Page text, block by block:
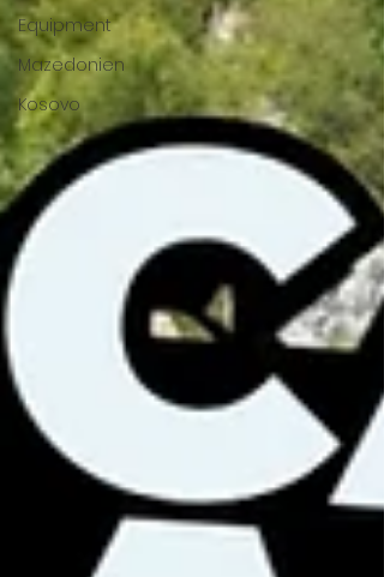
Equipment
Mazedonien
Kosovo